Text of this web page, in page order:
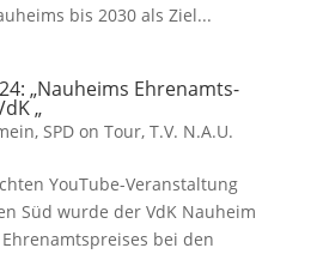
bis 2030 als Ziel...
„Nauheims Ehrenamts-
„
, SPD on Tour, T.V. N.A.U.
YouTube-Veranstaltung
Süd wurde der VdK Nauheim
bei den